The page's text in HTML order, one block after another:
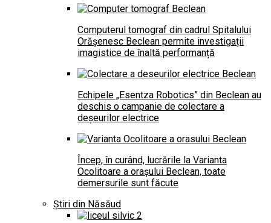
Computerul tomograf din cadrul Spitalului
Orășenesc Beclean permite investigații
imagistice de înaltă performanță
Echipele „Esentza Robotics” din Beclean au
deschis o campanie de colectare a
deșeurilor electrice
Încep, în curând, lucrările la Varianta
Ocolitoare a orașului Beclean, toate
demersurile sunt făcute
Știri din Năsăud